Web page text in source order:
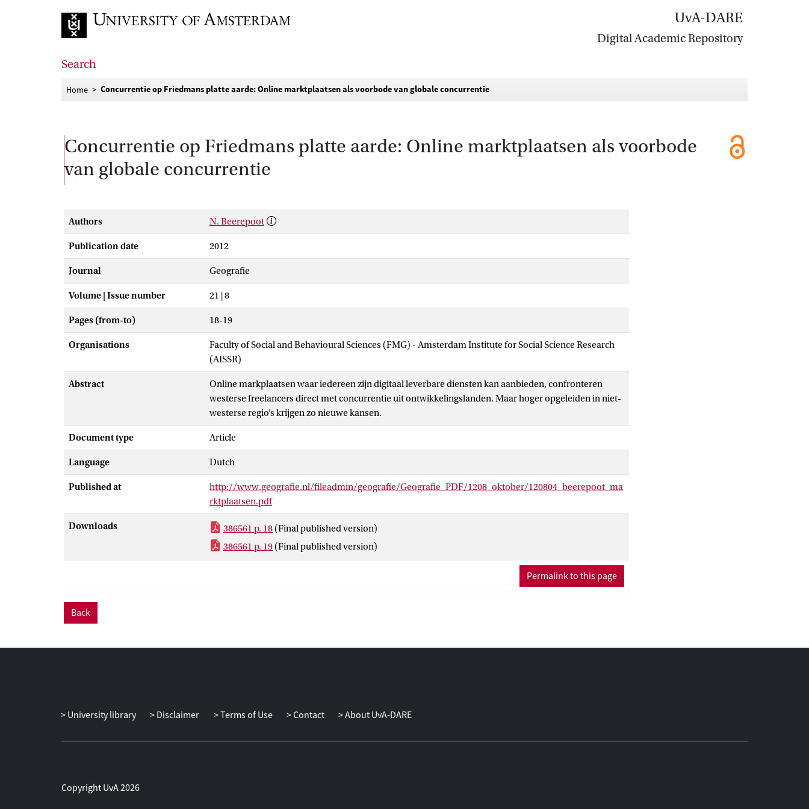
UvA-DARE
Digital Academic Repository
Search
Home Concurrentie op Friedmans platte aarde: Online marktplaatsen als voorbode van globale concurrentie
Concurrentie op Friedmans platte aarde: Online marktplaatsen als voorbode
van globale concurrentie
Authors N. Beerepoot
Publication date 2012
Journal Geografie
Volume | Issue number 21 | 8
Pages (from-to) 18-19
Organisations
Faculty of Social and Behavioural Sciences (FMG) - Amsterdam Institute for Social Science Research
(AISSR)
Abstract
Online markplaatsen waar iedereen zijn digitaal leverbare diensten kan aanbieden, confronteren
westerse freelancers direct met concurrentie uit ontwikkelingslanden. Maar hoger opgeleiden in niet-
westerse regio’s krijgen zo nieuwe kansen.
Document type Article
Language Dutch
Published at
http://www.geografie.nl/fileadmin/geografie/Geografie_PDF/1208_oktober/120804_beerepoot_ma
rktplaatsen.pdf
Downloads 386561 p. 18 (Final published version)
386561 p. 19 (Final published version)
Permalink to this page
Back
University library Disclaimer Terms of Use Contact About UvA-DARE
Copyright UvA 2026